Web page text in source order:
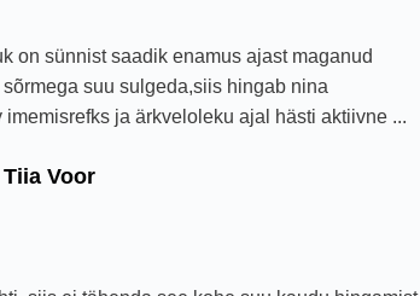
on sünnist saadik enamus ajast maganud
suu sulgeda,siis hingab nina
imemisrefks ja ärkveloleku ajal hästi aktiivne ...
Voor